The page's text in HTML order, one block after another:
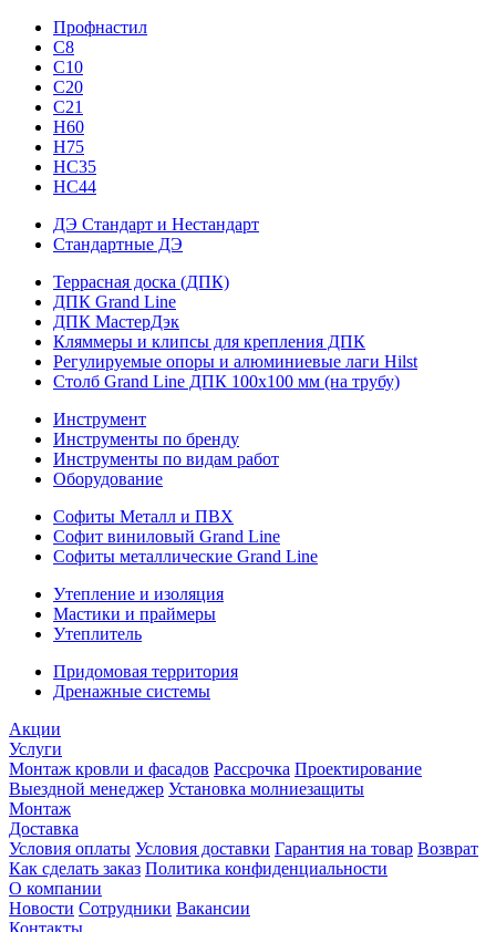
Профнастил
С8
С10
С20
С21
H60
H75
HС35
НС44
ДЭ Стандарт и Нестандарт
Стандартные ДЭ
Террасная доска (ДПК)
ДПК Grand Line
ДПК МастерДэк
Кляммеры и клипсы для крепления ДПК
Регулируемые опоры и алюминиевые лаги Hilst
Столб Grand Line ДПК 100х100 мм (на трубу)
Инструмент
Инструменты по бренду
Инструменты по видам работ
Оборудование
Софиты Металл и ПВХ
Софит виниловый Grand Line
Софиты металлические Grand Line
Утепление и изоляция
Мастики и праймеры
Утеплитель
Придомовая территория
Дренажные системы
Акции
Услуги
Монтаж кровли и фасадов Рассрочка Проектирование
Выездной менеджер Установка молниезащиты
Монтаж
Доставка
Условия оплаты Условия доставки Гарантия на товар Возврат
Как сделать заказ Политика конфиденциальности
О компании
Новости Сотрудники Вакансии
Контакты